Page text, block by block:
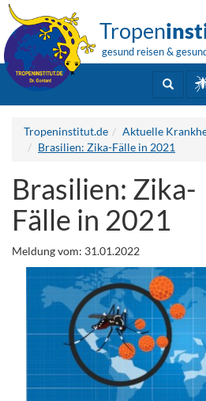
Tropen
gesund reisen &
Tropeninstitut.de
Aktuelle
Brasilien: Zika-Fälle in 2021
Brasilien: Zika-
Fälle in 2021
Meldung vom: 31.01.2022